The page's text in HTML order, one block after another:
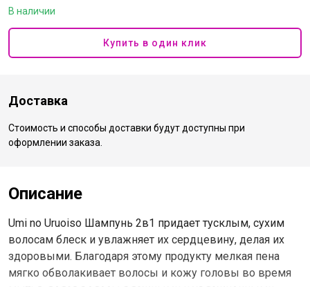
В наличии
Купить в один клик
Доставка
Стоимость и способы доставки будут доступны при
оформлении заказа.
Описание
Umi no Uruoiso Шампунь 2в1 придает тусклым, сухим
волосам блеск и увлажняет их сердцевину, делая их
здоровыми. Благодаря этому продукту мелкая пена
мягко обволакивает волосы и кожу головы во время